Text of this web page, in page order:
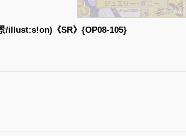
/illust:s!on)《SR》{OP08-105}